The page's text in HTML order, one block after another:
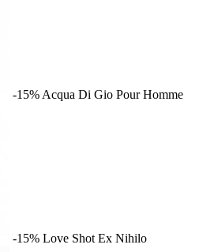
-15% Acqua Di Gio Pour Homme
-15% Love Shot Ex Nihilo